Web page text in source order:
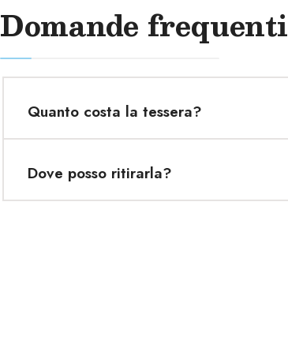
Domande frequenti
Quanto costa la tessera?
Dove posso ritirarla?